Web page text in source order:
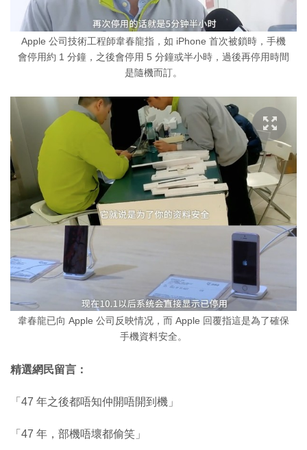
Apple 公司技術工程師韋春龍指，如 iPhone 首次被鎖時，手機
會停用約 1 分鐘，之後會停用 5 分鐘或半小時，過後再停用時間
是隨機而訂。
韋春龍已向 Apple 公司反映情况，而 Apple 回覆指這是為了確保
手機資料安全。
精選網民留言：
「47 年之後都唔知仲開唔開到機」
「47 年，部機唔壞都偷笑」